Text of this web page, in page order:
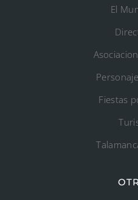
El
Fiestas